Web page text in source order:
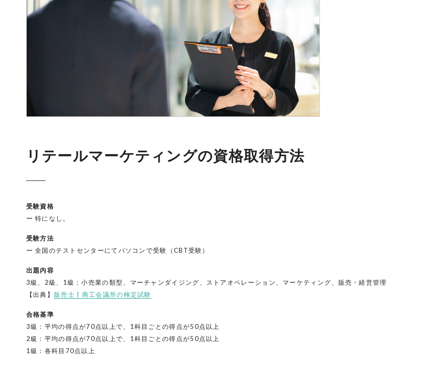
リテールマーケティングの資格取得方法
受験資格
特になし。
受験方法
全国のテストセンターにてパソコンで受験（CBT受験）
出題内容
3級、2級、1級：小売業の類型、マーチャンダイジング、ストアオペレーション、マーケティング、販売・経営管理
【出典】 販売士 | 商工会議所の検定試験
合格基準
3級：平均の得点が70点以上で、1科目ごとの得点が50点以上
2級：平均の得点が70点以上で、1科目ごとの得点が50点以上
1級：各科目70点以上